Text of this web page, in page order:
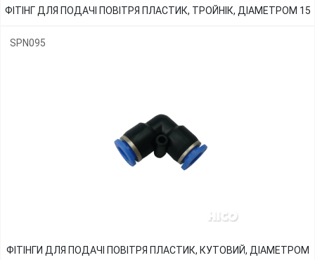
ФІТІНГ ДЛЯ ПОДАЧІ ПОВІТРЯ ПЛАСТИК, ТРОЙНІК, ДІАМЕТРОМ 15
SPN095
ФІТІНГИ ДЛЯ ПОДАЧІ ПОВІТРЯ ПЛАСТИК, КУТОВИЙ, ДІАМЕТРОМ